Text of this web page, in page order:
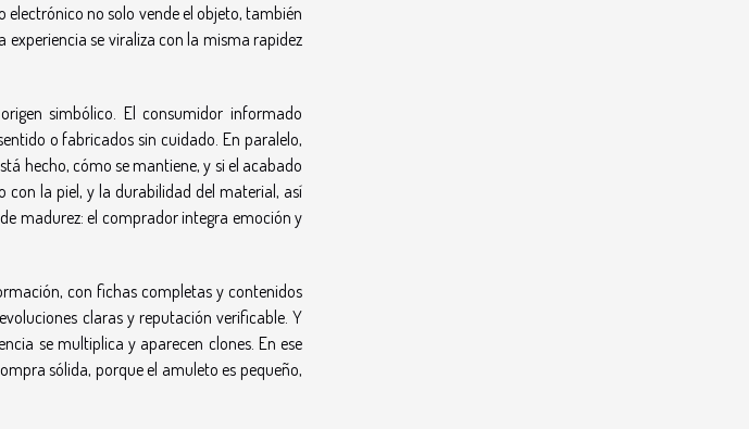
electrónico no solo vende el objeto, también
se viraliza con la misma rapidez
simbólico. El consumidor informado
o fabricados sin cuidado. En paralelo,
hecho, cómo se mantiene, y si el acabado
con la piel, y la durabilidad del material, así
madurez: el comprador integra emoción y
con fichas completas y contenidos
claras y reputación verificable. Y
se multiplica y aparecen clones. En ese
sólida, porque el amuleto es pequeño,